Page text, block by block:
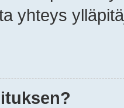
yhteys